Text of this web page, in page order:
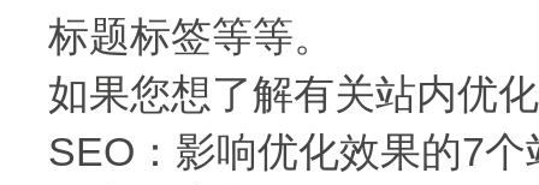
标题标签等等。
如果您想了解有关站内优
SEO：影响优化效果的7个